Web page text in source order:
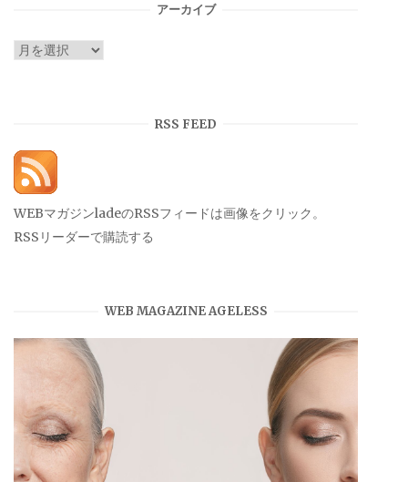
アーカイブ
ア
RSS FEED
WEBマガジンladeのRSSフィードは画像をクリック。
RSSリーダーで購読する
WEB MAGAZINE AGELESS